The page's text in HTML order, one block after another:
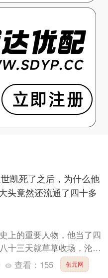
凯死了之后，为什么他
头竟然还流通了四十多
上的重要人物，他当了四
十三天就草草收场，沦为
印着他头像的袁大头还能
查看： 155 创元网